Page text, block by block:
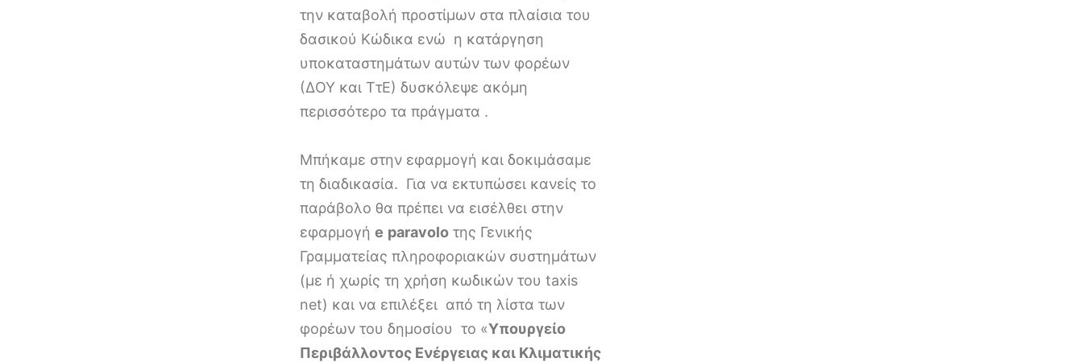
την καταβολή προστίμων στα πλαίσια του
δασικού Κώδικα ενώ η κατάργηση
υποκαταστημάτων αυτών των φορέων
(ΔΟΥ και ΤτΕ) δυσκόλεψε ακόμη
περισσότερο τα πράγματα .
Μπήκαμε στην εφαρμογή και δοκιμάσαμε
τη διαδικασία. Για να εκτυπώσει κανείς το
παράβολο θα πρέπει να εισέλθει στην
εφαρμογή e paravolo της Γενικής
Γραμματείας πληροφοριακών συστημάτων
(με ή χωρίς τη χρήση κωδικών του taxis
net) και να επιλέξει από τη λίστα των
φορέων του δημοσίου το «Υπουργείο
Περιβάλλοντος Ενέργειας και Κλιματικής